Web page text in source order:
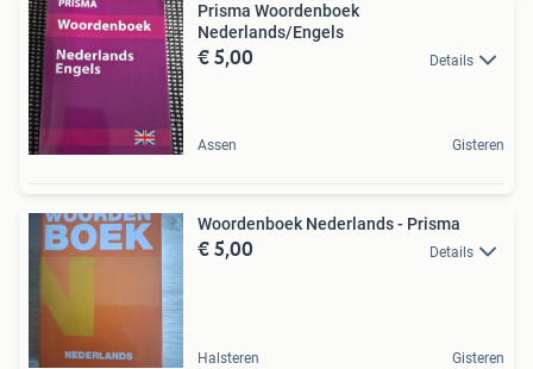
Prisma Woordenboek
Nederlands/Engels
€ 5,00 Details
Assen Gisteren
Woordenboek Nederlands - Prisma
€ 5,00 Details
Halsteren Gisteren